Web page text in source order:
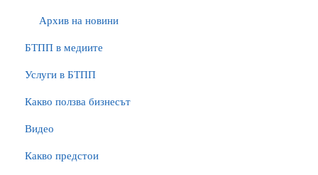
Архив на новини
БTПП в медиите
Услуги в БТПП
Какво ползва бизнесът
Видео
Какво предстои